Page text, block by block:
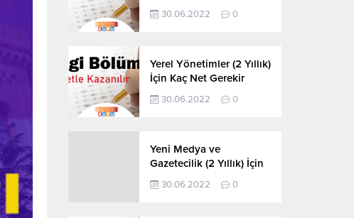
Yıllık) İçin Kaç Net
Gerekir 2022
30.06.2022 0
Yerel Yönetimler (2 Yıllık)
İçin Kaç Net Gerekir
2022
30.06.2022 0
Yeni Medya ve
Gazetecilik (2 Yıllık) İçin
Kaç Net Gerekir 2022
30.06.2022 0